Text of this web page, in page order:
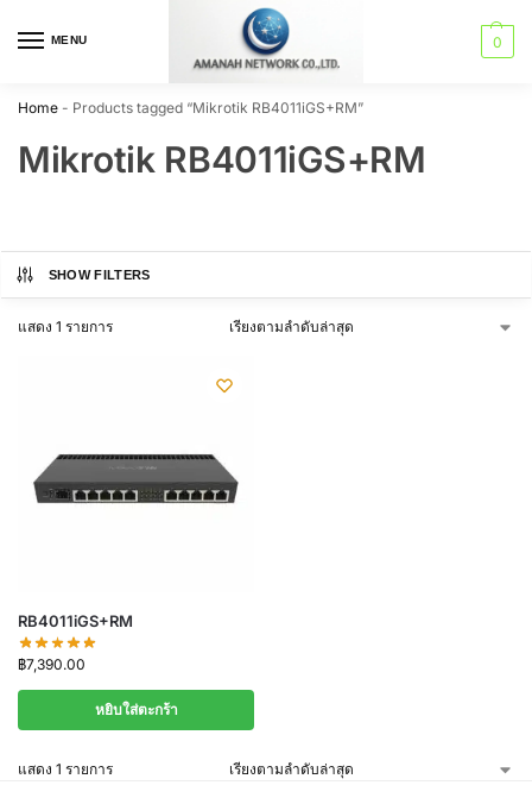
MENU 0
Home - Products tagged “Mikrotik RB4011iGS+RM”
Mikrotik RB4011iGS+RM
SHOW FILTERS
แสดง 1 รายการ
RB4011iGS+RM
฿7,390.00
หยิบใส่ตะกร้า
แสดง 1 รายการ